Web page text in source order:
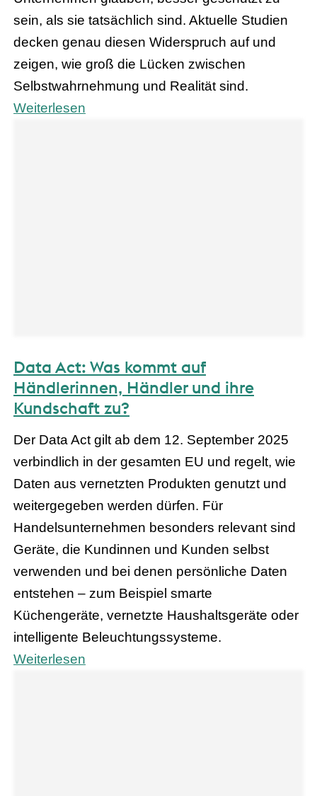
sein, als sie tatsächlich sind. Aktuelle Studien
decken genau diesen Widerspruch auf und
zeigen, wie groß die Lücken zwischen
Selbstwahrnehmung und Realität sind.
Weiterlesen
Data Act: Was kommt auf
Händlerinnen, Händler und ihre
Kundschaft zu?
Der Data Act gilt ab dem 12. September 2025
verbindlich in der gesamten EU und regelt, wie
Daten aus vernetzten Produkten genutzt und
weitergegeben werden dürfen. Für
Handelsunternehmen besonders relevant sind
Geräte, die Kundinnen und Kunden selbst
verwenden und bei denen persönliche Daten
entstehen – zum Beispiel smarte
Küchengeräte, vernetzte Haushaltsgeräte oder
intelligente Beleuchtungssysteme.
Weiterlesen